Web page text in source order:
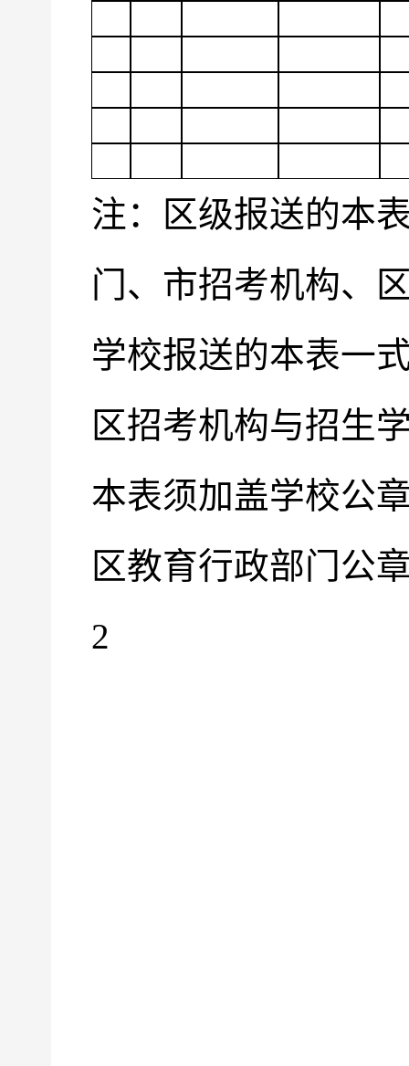
注：区级报送的本
门、市招考机构、
学校报送的本表一
区招考机构与招生
本表须加盖学校公
区教育行政部门公
2